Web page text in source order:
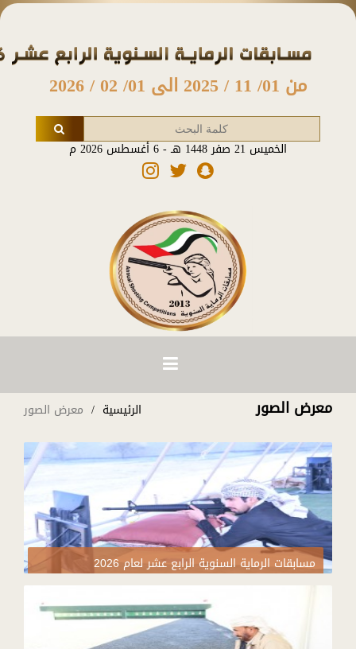
من 01/ 11 / 2025 الى 01/ 02 / 2026
الخميس 21 صفر 1448 هـ - 6 أغسطس 2026 م
معرض الصور الرئيسية معرض الصور
مسابقات الرماية السنوية الرابع عشر لعام 2026